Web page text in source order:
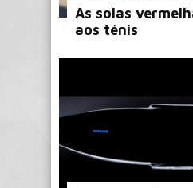
As solas
aos ténis